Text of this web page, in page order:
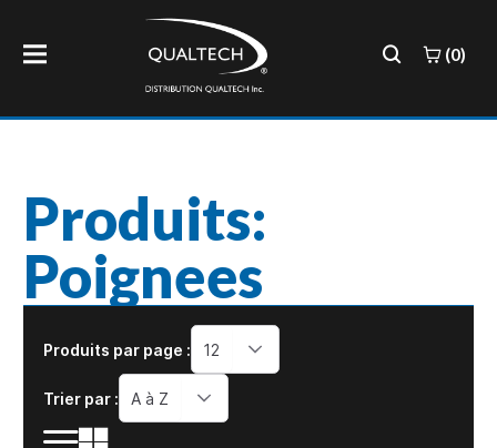
(0)
Produits:
Poignees
Produits par page : 12
Trier par : A à Z